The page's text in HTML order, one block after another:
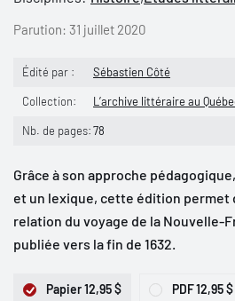
Parution: 31 juillet 2020
Édité par : Sébastien Côté
Collection: L’archive littéraire au
Nb. de pages:78
Grâce à son approche
et un lexique, cette édition permet
relation du voyage de la Nouvelle-
publiée vers la fin de 1632.
Papier12,95 $ PDF12,95 $